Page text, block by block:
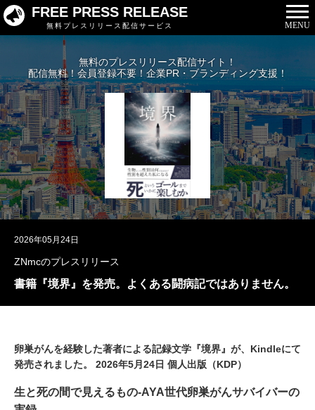
FREE PRESS RELEASE
無料プレスリリース配信サービス MENU
無料のプレスリリース配信サイト！
配信無料！会員登録不要！企業PR・ブランディング支援！
2026年05月24日
ZNmcのプレスリリース
書籍『境界』を発売。よくある闘病記ではありません。
卵巣がんを経験した著者による記録文学『境界』が、Kindleにて
発売されました。 2026年5月24日 個人出版（KDP）
生と死の間で見えるもの-AYA世代卵巣がんサバイバーの